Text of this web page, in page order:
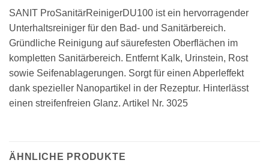
SANIT ProSanitärReinigerDU100 ist ein hervorragender
Unterhaltsreiniger für den Bad- und Sanitärbereich.
Gründliche Reinigung auf säurefesten Oberflächen im
kompletten Sanitärbereich. Entfernt Kalk, Urinstein, Rost
sowie Seifenablagerungen. Sorgt für einen Abperleffekt
dank spezieller Nanopartikel in der Rezeptur. Hinterlässt
einen streifenfreien Glanz. Artikel Nr. 3025
ÄHNLICHE PRODUKTE